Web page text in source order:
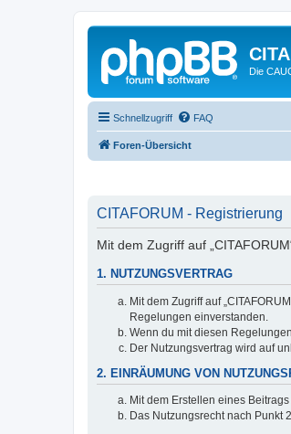
Die
Schnellzugriff FAQ
Foren-Übersicht
CITAFORUM - Registrierung
Mit dem Zugriff auf
1. NUTZUNGSVERTRAG
Mit dem Zugriff auf
Regelungen einverstanden.
Wenn du mit diesen
Der Nutzungsvertrag wird auf
2. EINRÄUMUNG VON
Mit dem Erstellen eines
Das Nutzungsrecht nach Punkt